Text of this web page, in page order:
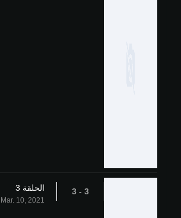
3 - 3 الحلقة 3
Mar. 10, 2021